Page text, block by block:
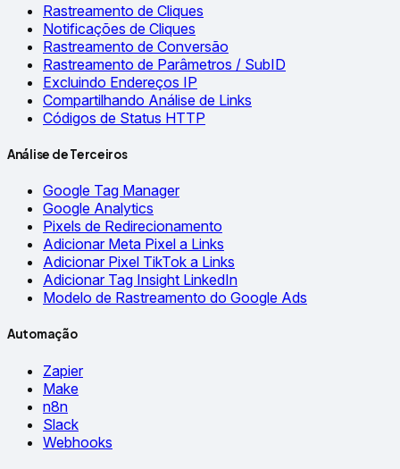
Rastreamento de Cliques
Notificações de Cliques
Rastreamento de Conversão
Rastreamento de Parâmetros / SubID
Excluindo Endereços IP
Compartilhando Análise de Links
Códigos de Status HTTP
Análise de Terceiros
Google Tag Manager
Google Analytics
Pixels de Redirecionamento
Adicionar Meta Pixel a Links
Adicionar Pixel TikTok a Links
Adicionar Tag Insight LinkedIn
Modelo de Rastreamento do Google Ads
Automação
Zapier
Make
n8n
Slack
Webhooks